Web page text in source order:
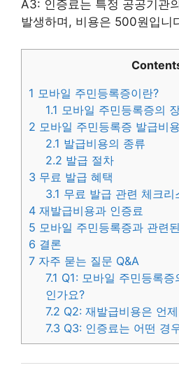
A3: 인증료는 특정 공공기관
발생하며, 비용은 500원입니
1 모바일 주민등록증이란?
1.1 모바일 주민등록증의
2 모바일 주민등록증 발급비용
2.1 발급비용의 종류
2.2 발급 절차
3 무료 발급 혜택
3.1 무료 발급 관련 체크리
4 재발급비용과 인증료
5 모바일 주민등록증과 관련
6 결론
7 자주 묻는 질문 Q&A
7.1 Q1: 모바일 주민등록
인가요?
7.2 Q2: 재발급비용은 언
7.3 Q3: 인증료는 어떤 경